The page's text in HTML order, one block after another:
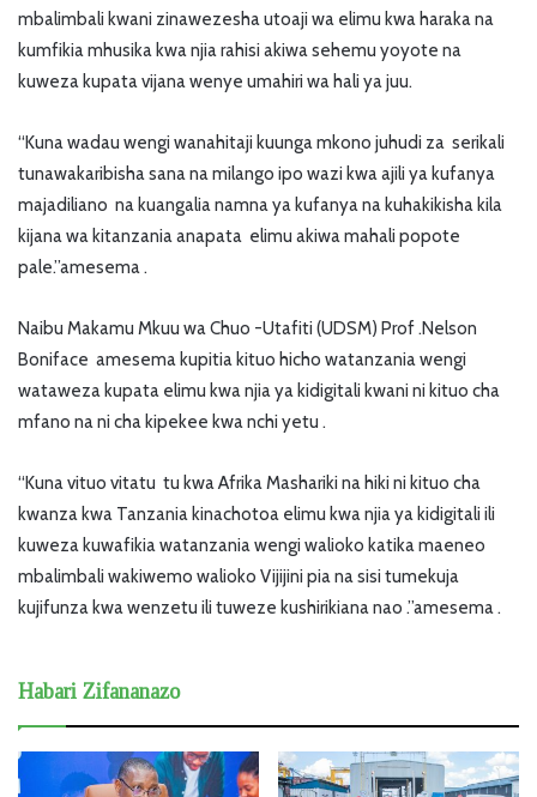
mbalimbali kwani zinawezesha utoaji wa elimu kwa haraka na
kumfikia mhusika kwa njia rahisi akiwa sehemu yoyote na
kuweza kupata vijana wenye umahiri wa hali ya juu.
“Kuna wadau wengi wanahitaji kuunga mkono juhudi za serikali
tunawakaribisha sana na milango ipo wazi kwa ajili ya kufanya
majadiliano na kuangalia namna ya kufanya na kuhakikisha kila
kijana wa kitanzania anapata elimu akiwa mahali popote
pale.”amesema .
Naibu Makamu Mkuu wa Chuo -Utafiti (UDSM) Prof .Nelson
Boniface amesema kupitia kituo hicho watanzania wengi
wataweza kupata elimu kwa njia ya kidigitali kwani ni kituo cha
mfano na ni cha kipekee kwa nchi yetu .
“Kuna vituo vitatu tu kwa Afrika Mashariki na hiki ni kituo cha
kwanza kwa Tanzania kinachotoa elimu kwa njia ya kidigitali ili
kuweza kuwafikia watanzania wengi walioko katika maeneo
mbalimbali wakiwemo walioko Vijijini pia na sisi tumekuja
kujifunza kwa wenzetu ili tuweze kushirikiana nao .”amesema .
Habari Zifananazo